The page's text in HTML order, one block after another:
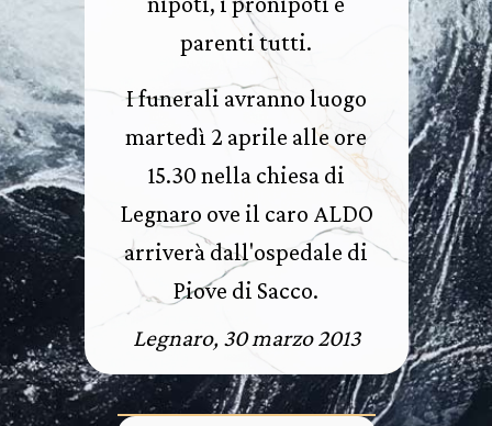
parenti tutti.
I funerali avranno luogo
martedì 2 aprile alle ore
15.30 nella chiesa di
Legnaro ove il caro ALDO
arriverà dall'ospedale di
Piove di Sacco.
Legnaro, 30 marzo 2013